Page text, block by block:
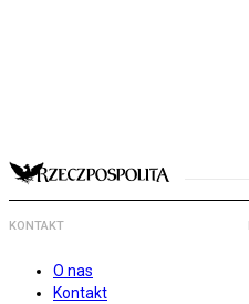
KONTAKT
O nas
Kontakt